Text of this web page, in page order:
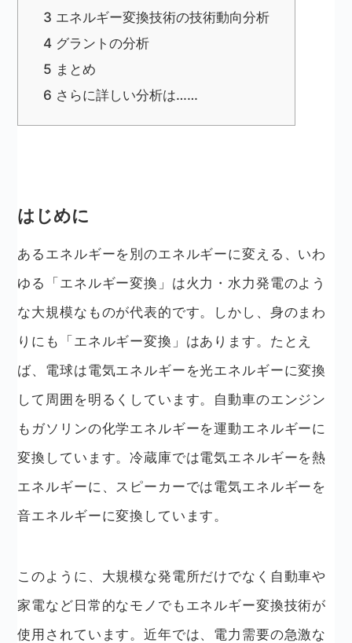
3 エネルギー変換技術の技術動向分析
4 グラントの分析
5 まとめ
6 さらに詳しい分析は……
はじめに
あるエネルギーを別のエネルギーに変える、いわ
ゆる「エネルギー変換」は火力・水力発電のよう
な大規模なものが代表的です。しかし、身のまわ
りにも「エネルギー変換」はあります。たとえ
ば、電球は電気エネルギーを光エネルギーに変換
して周囲を明るくしています。自動車のエンジン
もガソリンの化学エネルギーを運動エネルギーに
変換しています。冷蔵庫では電気エネルギーを熱
エネルギーに、スピーカーでは電気エネルギーを
音エネルギーに変換しています。
このように、大規模な発電所だけでなく自動車や
家電など日常的なモノでもエネルギー変換技術が
使用されています。近年では、電力需要の急激な